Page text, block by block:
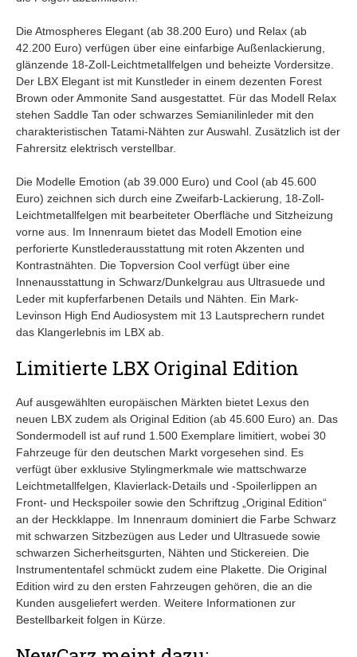
Die Atmospheres Elegant (ab 38.200 Euro) und Relax (ab
42.200 Euro) verfügen über eine einfarbige Außenlackierung,
glänzende 18-Zoll-Leichtmetallfelgen und beheizte Vordersitze.
Der LBX Elegant ist mit Kunstleder in einem dezenten Forest
Brown oder Ammonite Sand ausgestattet. Für das Modell Relax
stehen Saddle Tan oder schwarzes Semianilinleder mit den
charakteristischen Tatami-Nähten zur Auswahl. Zusätzlich ist der
Fahrersitz elektrisch verstellbar.
Die Modelle Emotion (ab 39.000 Euro) und Cool (ab 45.600
Euro) zeichnen sich durch eine Zweifarb-Lackierung, 18-Zoll-
Leichtmetallfelgen mit bearbeiteter Oberfläche und Sitzheizung
vorne aus. Im Innenraum bietet das Modell Emotion eine
perforierte Kunstlederausstattung mit roten Akzenten und
Kontrastnähten. Die Topversion Cool verfügt über eine
Innenausstattung in Schwarz/Dunkelgrau aus Ultrasuede und
Leder mit kupferfarbenen Details und Nähten. Ein Mark-
Levinson High End Audiosystem mit 13 Lautsprechern rundet
das Klangerlebnis im LBX ab.
Limitierte LBX Original Edition
Auf ausgewählten europäischen Märkten bietet Lexus den
neuen LBX zudem als Original Edition (ab 45.600 Euro) an. Das
Sondermodell ist auf rund 1.500 Exemplare limitiert, wobei 30
Fahrzeuge für den deutschen Markt vorgesehen sind. Es
verfügt über exklusive Stylingmerkmale wie mattschwarze
Leichtmetallfelgen, Klavierlack-Details und -Spoilerlippen an
Front- und Heckspoiler sowie den Schriftzug „Original Edition“
an der Heckklappe. Im Innenraum dominiert die Farbe Schwarz
mit schwarzen Sitzbezügen aus Leder und Ultrasuede sowie
schwarzen Sicherheitsgurten, Nähten und Stickereien. Die
Instrumententafel schmückt zudem eine Plakette. Die Original
Edition wird zu den ersten Fahrzeugen gehören, die an die
Kunden ausgeliefert werden. Weitere Informationen zur
Bestellbarkeit folgen in Kürze.